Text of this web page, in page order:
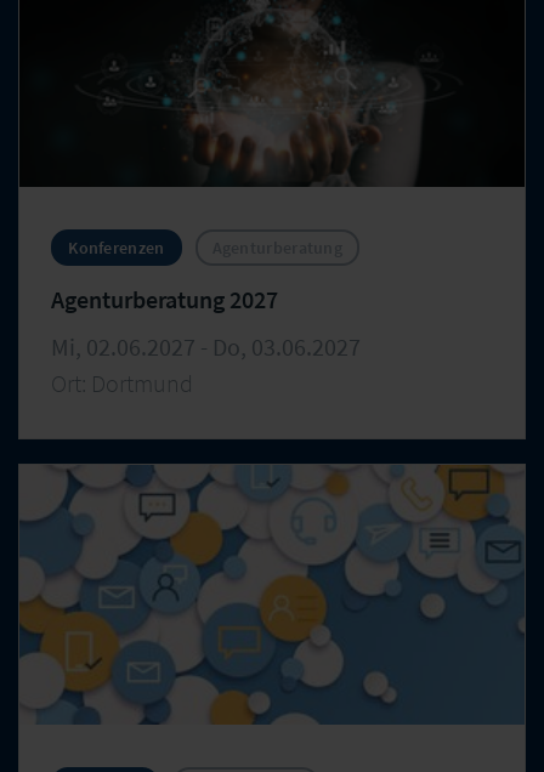
Konferenzen
Agenturberatung 2027
Mi, 02.06.2027 - Do, 03.06.2027
Ort: Dortmund